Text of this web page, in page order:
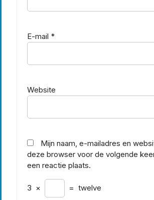
E-mail *
Website
Mijn naam, e-mailadres en
deze browser voor de volgende
een reactie plaats.
3 × = twelve